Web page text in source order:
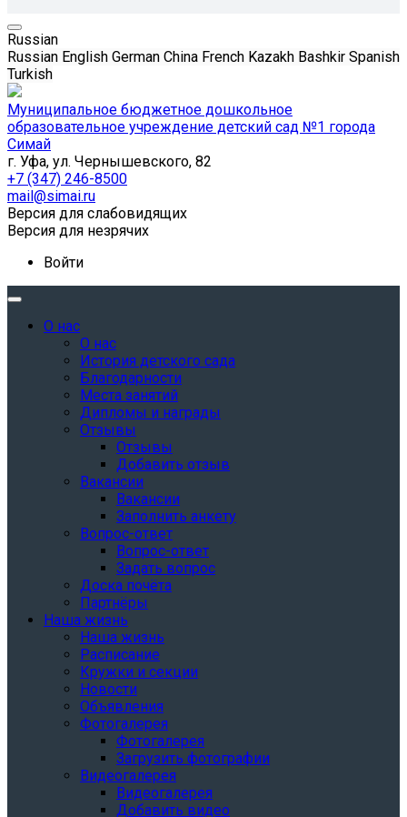
Russian
Russian English German China French Kazakh Bashkir Spanish
Turkish
Муниципальное бюджетное дошкольное
образовательное учреждение детский сад №1 города
Симай
г. Уфа, ул. Чернышевского, 82
+7 (347) 246-8500
mail@simai.ru
Версия для слабовидящих
Версия для незрячих
Войти
О нас
О нас
История детского сада
Благодарности
Места занятий
Дипломы и награды
Отзывы
Отзывы
Добавить отзыв
Вакансии
Вакансии
Заполнить анкету
Вопрос-ответ
Вопрос-ответ
Задать вопрос
Доска почёта
Партнёры
Наша жизнь
Наша жизнь
Расписание
Кружки и секции
Новости
Объявления
Фотогалерея
Фотогалерея
Загрузить фотографии
Видеогалерея
Видеогалерея
Добавить видео